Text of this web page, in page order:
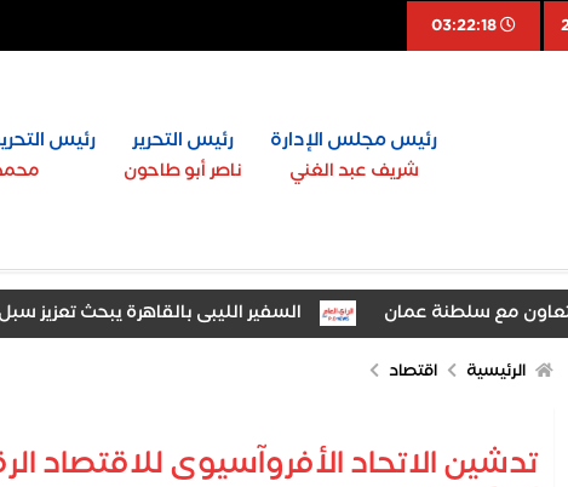
03:22:19
رئيس مجلس الإدارة
شريف عبد الغني
رئيس التحرير
ناصر أبو طاحون
رئيس
مع سلطنة عمان السفير الليبى بالقاهرة يبحث تعزيز سبل
الرئيسية اقتصاد
تدشين الاتحاد الأفروآسيوى للاقتصاد